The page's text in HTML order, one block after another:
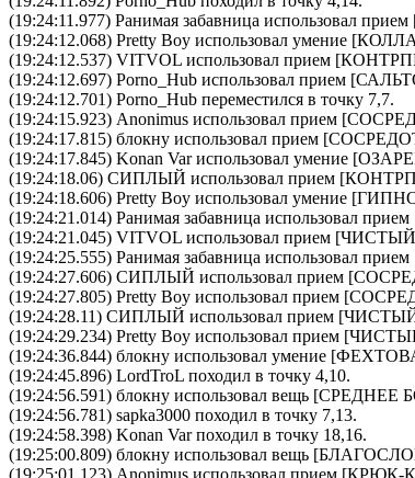
(19:24:11.977) Ранимая забавница использовал прием
(19:24:12.068) Pretty Boy использовал умение [
(19:24:12.537) VITVOL использовал прием [
(19:24:12.697) Porno_Hub использовал прием [
(19:24:12.701) Porno_Hub переместился в точку 7,7.
(19:24:15.923) Anonimus использовал прием [
(19:24:17.815) блокну использовал прием [
(19:24:17.845) Konan Varиспользовал умение [
(19:24:18.06) СИПЛЫЙ использовал прием [
(19:24:18.606) Pretty Boy использовал умение [
(19:24:21.014) Ранимая забавница использовал прием
(19:24:21.045) VITVOL использовал прием [
(19:24:25.555) Ранимая забавница использовал прием
(19:24:27.606) СИПЛЫЙ использовал прием [
(19:24:27.805) Pretty Boy использовал прием [
(19:24:28.11) СИПЛЫЙ использовал прием [
(19:24:29.234) Pretty Boy использовал прием [
(19:24:36.844) блокну использовал умение [
(19:24:45.896) LordTroL походил в точку 4,10.
(19:24:56.591) блокну использовал вещь [СРЕДНЕЕ
(19:24:56.781) sapka3000 походил в точку 7,13.
(19:24:58.398) Konan Var походил в точку 18,16.
(19:25:00.809) блокну использовал вещь [
(19:25:01.123) Anonimus использовал прием [КРЮК-